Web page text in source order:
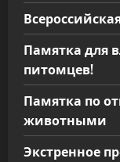
Памятка для
питомцев!
Памятка по
животными
Экстренное